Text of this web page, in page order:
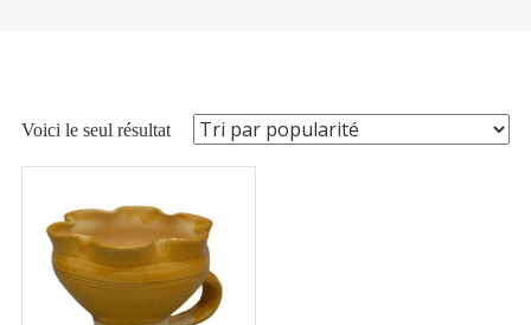
Voici le seul résultat